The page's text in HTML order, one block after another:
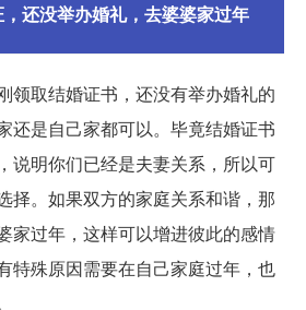
还没举办婚礼，去婆婆家过年
领取结婚证书，还没有举办婚礼的
还是自己家都可以。毕竟结婚证书
说明你们已经是夫妻关系，所以可
择。如果双方的家庭关系和谐，那
家过年，这样可以增进彼此的感情
特殊原因需要在自己家庭过年，也